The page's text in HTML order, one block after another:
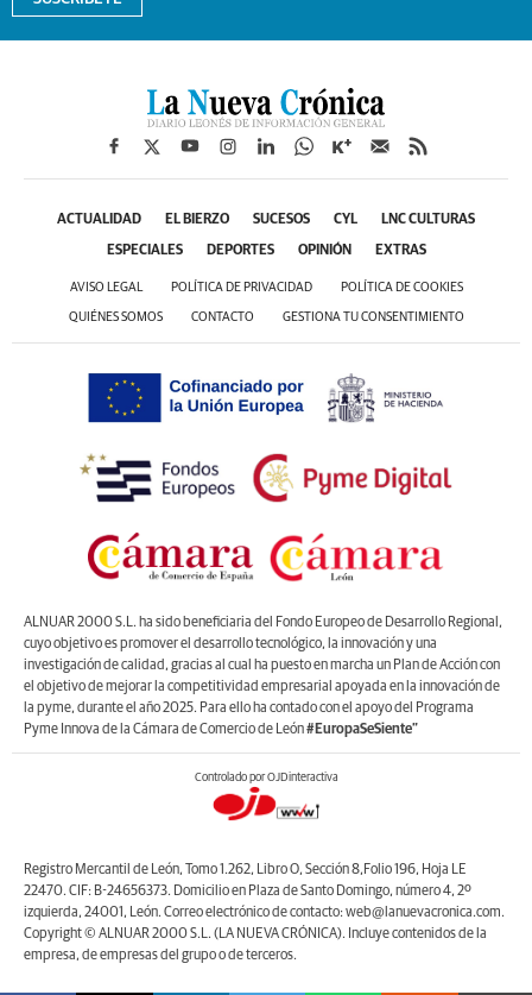
ACTUALIDAD EL BIERZO SUCESOS CYL LNC CULTURAS
ESPECIALES DEPORTES OPINIÓN EXTRAS
AVISO LEGAL POLÍTICA DE PRIVACIDAD POLÍTICA DE COOKIES
QUIÉNES SOMOS CONTACTO GESTIONA TU CONSENTIMIENTO
ALNUAR 2000 S.L. ha sido beneficiaria del Fondo Europeo de Desarrollo Regional,
cuyo objetivo es promover el desarrollo tecnológico, la innovación y una
investigación de calidad, gracias al cual ha puesto en marcha un Plan de Acción con
el objetivo de mejorar la competitividad empresarial apoyada en la innovación de
la pyme, durante el año 2025. Para ello ha contado con el apoyo del Programa
Pyme Innova de la Cámara de Comercio de León#EuropaSeSiente”
Controlado por OJDinteractiva
Registro Mercantil de León, Tomo 1.262, Libro O, Sección 8,Folio 196, Hoja LE
22470. CIF: B-24656373. Domicilio en Plaza de Santo Domingo, número 4, 2º
izquierda, 24001, León. Correo electrónico de contacto: web@lanuevacronica.com.
Copyright © ALNUAR 2000 S.L. (LA NUEVA CRÓNICA). Incluye contenidos de la
empresa, de empresas del grupo o de terceros.